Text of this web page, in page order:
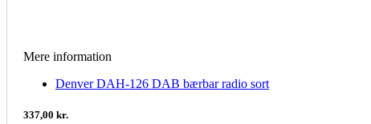
Mere information
Denver DAH-126 DAB bærbar radio sort
337,00 kr.